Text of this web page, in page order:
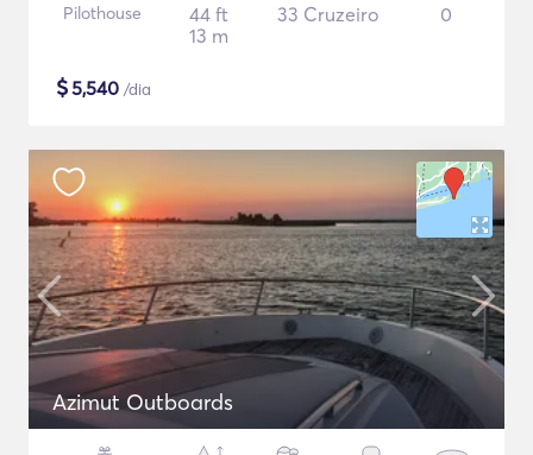
Pilothouse
44 ft
13 m
33 Cruzeiro 0
$5,540 /dia
Azimut Outboards